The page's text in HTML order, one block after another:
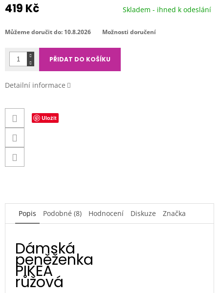
419 Kč
cena:
Skladem - ihned k odeslání
Můžeme doručit do: 10.8.2026 Možnosti doručení
PŘIDAT DO KOŠÍKU
Detailní informace
Uložit
Popis Podobné (8) Hodnocení Diskuze Značka
Dámská
peněženka
PIKEA
růžová